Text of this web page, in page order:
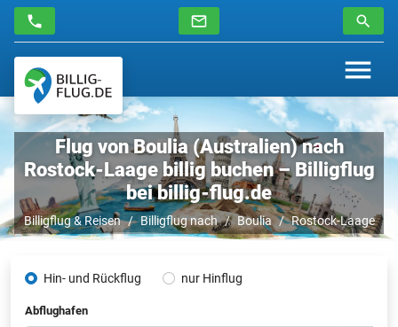
Flug von Boulia (Australien) nach
Rostock-Laage billig buchen – Billigflug
bei billig-flug.de
Billigflug & Reisen Billigflug nach Boulia Rostock-Laage
Hin- und Rückflug nur Hinflug
Abflughafen